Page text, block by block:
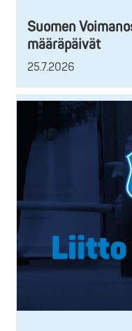
Suomen
määräpäivät
25.7.2026